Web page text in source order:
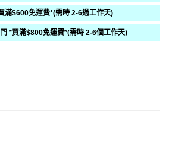
滿$600免運費*(需時 2-6過工作天)
*買滿$800免運費*(需時 2-6個工作天)